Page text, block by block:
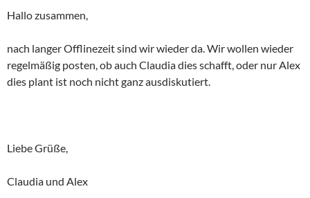
Hallo zusammen,
nach langer Offlinezeit sind wir wieder da. Wir wollen wieder
regelmäßig posten, ob auch Claudia dies schafft, oder nur Alex
dies plant ist noch nicht ganz ausdiskutiert.
Liebe Grüße,
Claudia und Alex